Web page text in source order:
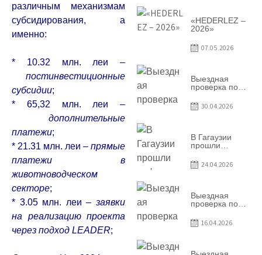
различным механизмам
субсидирования, а
именно:
* 10.32 млн. леи –
постинвестиционные
субсидии;
* 65,32 млн. леи –
дополнительные
платежи;
* 21.31 млн. леи – прямые
платежи в
животноводческом
секторе;
* 3.05 млн. леи – заявки
на реализацию проекта
через подход LEADER;
грантов
предприятия
Baurlukhouse
«HEDERLEZ –
2026»
07.05.2026
Выездная
проверка по
соблюдения
условий
грантов
предприятия
SRL Grand Nic
Oil Company
30.04.2026
В Гагаузии
прошли
сессии по
грантовой
24.04.2026
Выездная
проверка по
соблюдения
условий
грантов
16.04.2026